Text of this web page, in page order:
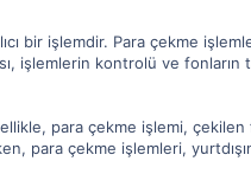
bir işlemdir. Para çekme
işlemlerin kontrolü ve fonların
para çekme işlemi,
para çekme işlemleri,